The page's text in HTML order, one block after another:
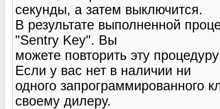
секунды, а затем выключится.
В результате выполненной
"Sentry Key". Вы
можете повторить эту
Если у вас нет в наличии ни
одного запрограммированного
своему дилеру.